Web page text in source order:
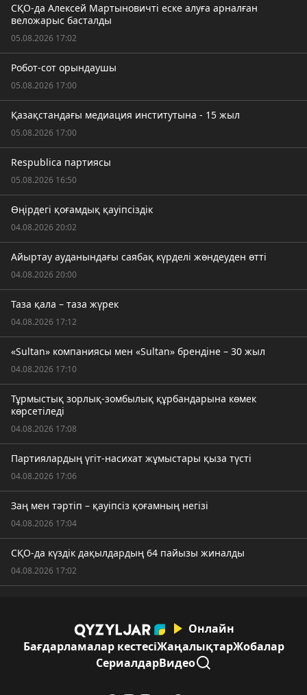
СҚО-да Алексей Мартыновичті еске алуға арналған
веложарыс басталды
05.08.2026 17:02
Робот-сот орындаушы
05.08.2026 17:00
Қазақстандағы медиация институтына - 15 жыл
05.08.2026 17:00
Respublica партиясы
05.08.2026 16:50
Өңірдегі қоғамдық қауіпсіздік
04.08.2026 20:02
Айыртау ауданындағы саябақ күрделі жөндеуден өтті
04.08.2026 20:00
Таза қала – таза жүрек
04.08.2026 17:12
«Sultan» компаниясы мен «Sultan» брендіне – 30 жыл
04.08.2026 17:10
Тұрмыстық зорлық-зомбылық құрбандарына көмек
көрсетіледі
04.08.2026 17:08
Партиялардың үгіт-насихат жұмыстары қыза түсті
04.08.2026 17:06
Заң мен тәртіп – қауіпсіз қоғамның негізі
04.08.2026 17:04
СҚО-да күздік дақылдардың 64 пайызы жиналды
04.08.2026 17:02
Онлайн
Бағдарламалар кестесіЖаңалықтарЖобалар
СериалдарВидео